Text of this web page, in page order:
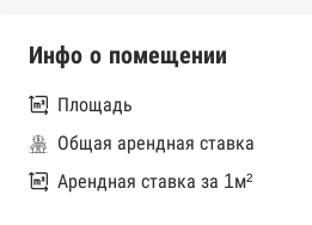
Инфо о помещении
Площадь
Общая арендная ставка
Арендная ставка за 1м²